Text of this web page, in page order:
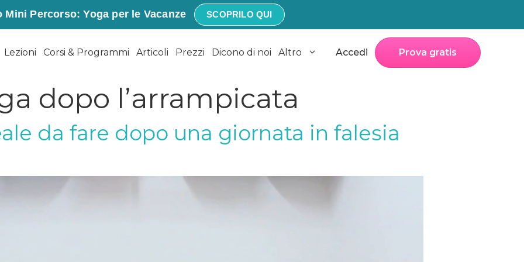
Mini Percorso: Yoga per le Vacanze SCOPRILO QUI
Lezioni Corsi & Programmi Articoli Prezzi Dicono di noi Altro Accedi Prova gratis
dopo l’arrampicata
da fare dopo una giornata in falesia